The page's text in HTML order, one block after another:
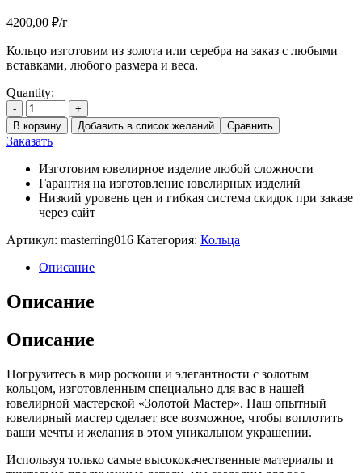
4200,00 ₽/г
Кольцо изготовим из золота или серебра на заказ с любыми
вставками, любого размера и веса.
Quantity:
-
+
В корзину
Добавить в список желаний Сравнить
Заказать
Изготовим ювелирное изделие любой сложности
Гарантия на изготовление ювелирных изделий
Низкий уровень цен и гибкая система скидок при заказе
через сайт
Артикул: masterring016 Категория: Кольца
Описание
Описание
Описание
Погрузитесь в мир роскоши и элегантности с золотым
кольцом, изготовленным специально для вас в нашей
ювелирной мастерской «Золотой Мастер». Наш опытный
ювелирный мастер сделает все возможное, чтобы воплотить
ваши мечты и желания в этом уникальном украшении.
Используя только самые высококачественные материалы и